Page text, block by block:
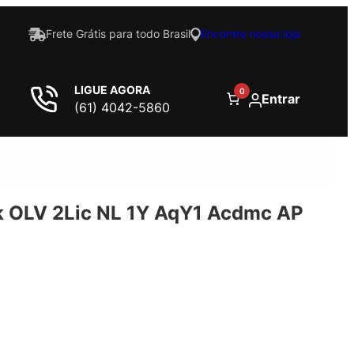
Frete Grátis para todo Brasil Encontre nossa loja
LIGUE AGORA
(61) 4042-5860
0 Entrar
2Lic NL 1Y AqY1 Acdmc AP